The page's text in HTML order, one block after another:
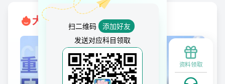
大家都在看
资料领取
扫二维码
添加好友
发送对应科目领取